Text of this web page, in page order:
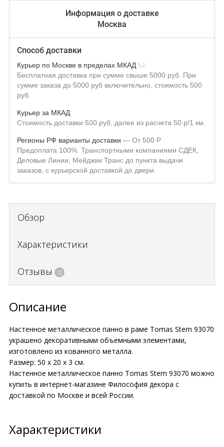
Информация о доставке
Москва
Способ доставки
Курьер по Москве в пределах МКАД
Бесплатная доставка при сумме свыше 5000 руб. При
сумме заказа до 5000 руб включительно, стоимость 500
руб.
Курьер за МКАД
Стоимость доставки 500 руб, далее из расчета 50 р/1 км.
Регионы РФ варианты доставки От 500 Р
Предоплата 100%. Транспортными компаниями СДЕК,
Деловые Линии, Мейджик Транс до пункта выдачи
заказов, с курьерской доставкой до двери.
Обзор
Характеристики
Отзывы 0
Описание
Настенное металлическое панно в раме Tomas Stern 93070
украшено декоративными объемными элементами,
изготовлено из кованного металла.
Размер: 50 х 20 х 3 см.
Настенное металлическое панно Tomas Stern 93070 можно
купить в интернет-магазине Философия декора с
доставкой по Москве и всей России.
Характеристики